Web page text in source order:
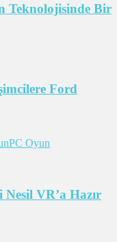
Teknolojisinde Bir
Ford
PC Oyun
VR’a Hazır